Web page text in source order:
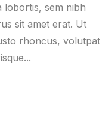
lobortis, sem nibh
sit amet erat. Ut
rhoncus, volutpat